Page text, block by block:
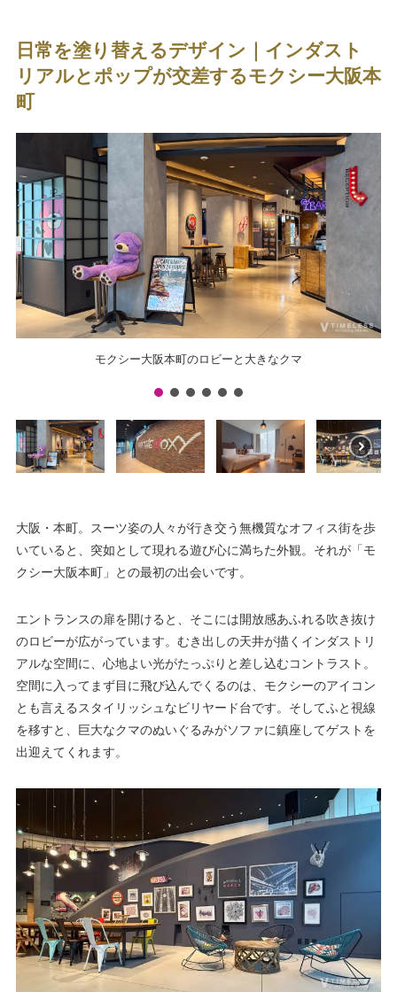
日常を塗り替えるデザイン｜インダスト
リアルとポップが交差するモクシー大阪本
町
モクシー大阪本町のロビーと大きなクマ
大阪・本町。スーツ姿の人々が行き交う無機質なオフィス街を歩
いていると、突如として現れる遊び心に満ちた外観。それが「モ
クシー大阪本町」との最初の出会いです。
エントランスの扉を開けると、そこには開放感あふれる吹き抜け
のロビーが広がっています。むき出しの天井が描くインダストリ
アルな空間に、心地よい光がたっぷりと差し込むコントラスト。
空間に入ってまず目に飛び込んでくるのは、モクシーのアイコン
とも言えるスタイリッシュなビリヤード台です。そしてふと視線
を移すと、巨大なクマのぬいぐるみがソファに鎮座してゲストを
出迎えてくれます。